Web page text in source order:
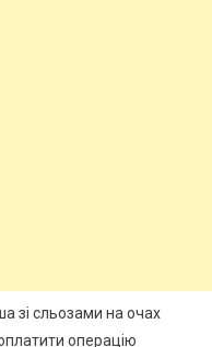
зі сльозами на очах
операцію